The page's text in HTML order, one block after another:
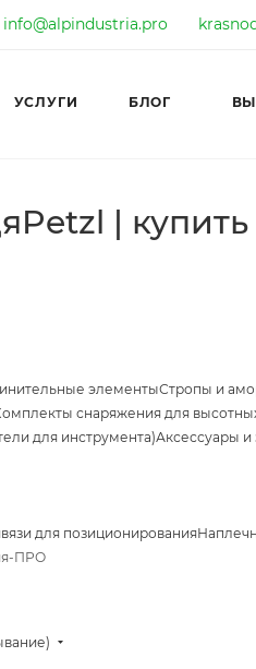
info@alpindustria.pro
УСЛУГИ БЛОГ
|
элементыСтропы и
снаряжения для
для инструмента)Аксессуары и
для позиционирования
ПРО